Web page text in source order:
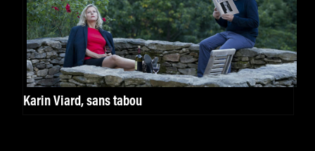
Karin Viard, sans tabou